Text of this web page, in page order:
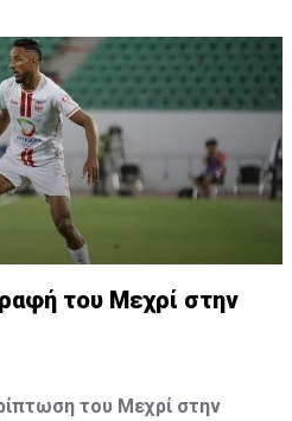
του Μεχρί στην
του Μεχρί στην